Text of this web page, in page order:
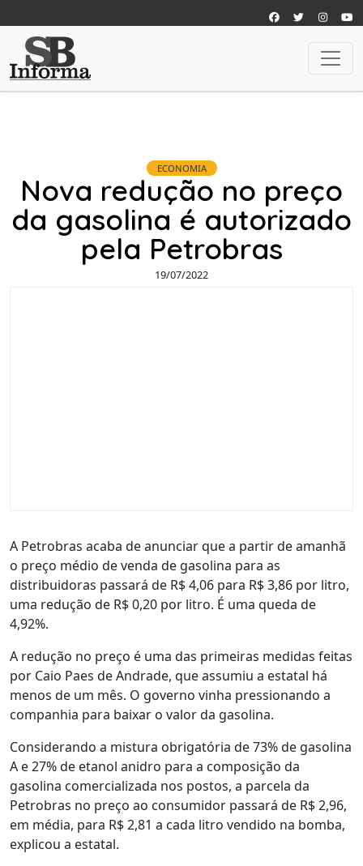
ECONOMIA
Nova redução no preço
da gasolina é autorizado
pela Petrobras
19/07/2022
A Petrobras acaba de anunciar que a partir de amanhã
o preço médio de venda de gasolina para as
distribuidoras passará de R$ 4,06 para R$ 3,86 por litro,
uma redução de R$ 0,20 por litro. É uma queda de
4,92%.
A redução no preço é uma das primeiras medidas feitas
por Caio Paes de Andrade, que assumiu a estatal há
menos de um mês. O governo vinha pressionando a
companhia para baixar o valor da gasolina.
Considerando a mistura obrigatória de 73% de gasolina
A e 27% de etanol anidro para a composição da
gasolina comercializada nos postos, a parcela da
Petrobras no preço ao consumidor passará de R$ 2,96,
em média, para R$ 2,81 a cada litro vendido na bomba,
explicou a estatal.